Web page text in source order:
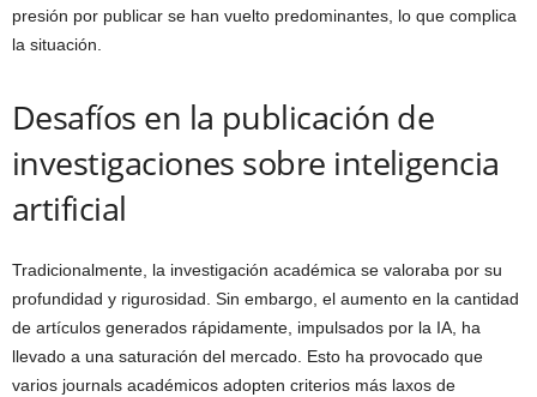
presión por publicar se han vuelto predominantes, lo que complica
la situación.
Desafíos en la publicación de
investigaciones sobre inteligencia
artificial
Tradicionalmente, la investigación académica se valoraba por su
profundidad y rigurosidad. Sin embargo, el aumento en la cantidad
de artículos generados rápidamente, impulsados por la IA, ha
llevado a una saturación del mercado. Esto ha provocado que
varios journals académicos adopten criterios más laxos de